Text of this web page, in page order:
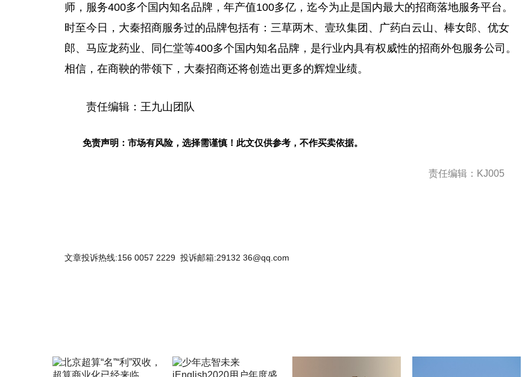
师，服务400多个国内知名品牌，年产值100多亿，迄今为止是国内最大的招商落地服务平台。
时至今日，大秦招商服务过的品牌包括有：三草两木、壹玖集团、广药白云山、棒女郎、优女
郎、马应龙药业、同仁堂等400多个国内知名品牌，是行业内具有权威性的招商外包服务公司。
相信，在商鞅的带领下，大秦招商还将创造出更多的辉煌业绩。
责任编辑：王九山团队
免责声明：市场有风险，选择需谨慎！此文仅供参考，不作买卖依据。
责任编辑：KJ005
文章投诉热线:156 0057 2229 投诉邮箱:29132 36@qq.com